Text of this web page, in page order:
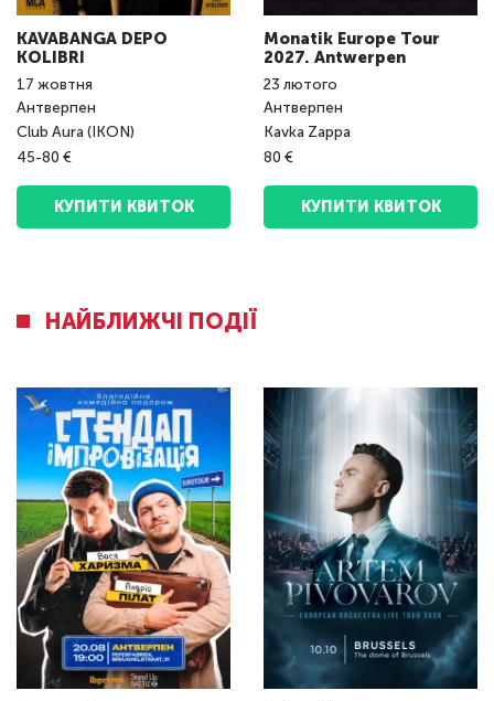
KAVABANGA DEPO
KOLIBRI
17 жовтня
Антверпен
Club Aura (IKON)
45-80 €
КУПИТИ КВИТОК
Monatik Europe Tour
2027. Antwerpen
23 лютого
Антверпен
Kavka Zappa
80 €
КУПИТИ КВИТОК
НАЙБЛИЖЧІ ПОДІЇ